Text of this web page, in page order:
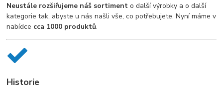
Neustále rozšiřujeme náš sortiment o další výrobky a o další
kategorie tak, abyste u nás našli vše, co potřebujete. Nyní máme v
nabídce cca 1000 produktů.
Historie